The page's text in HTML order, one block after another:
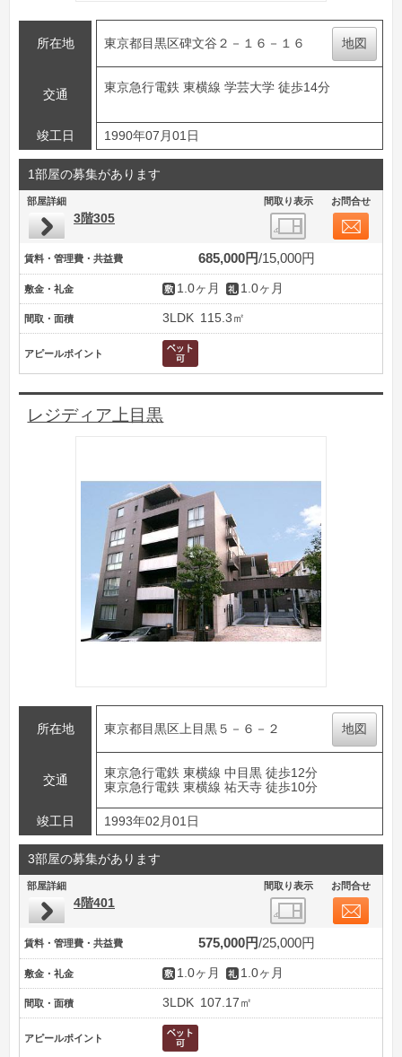
所在地 東京都目黒区碑文谷２－１６－１６ 地図
交通
東京急行電鉄 東横線 学芸大学 徒歩14分
竣工日 1990年07月01日
1部屋の募集があります
部屋詳細 間取り表示 お問合せ
3階305
賃料・管理費・共益費 685,000円 15,000円
敷金・礼金 1.0ヶ月 1.0ヶ月
間取・面積 3LDK 115.3㎡
アピールポイント
レジディア上目黒
所在地 東京都目黒区上目黒５－６－２ 地図
交通
東京急行電鉄 東横線 中目黒 徒歩12分
東京急行電鉄 東横線 祐天寺 徒歩10分
竣工日 1993年02月01日
3部屋の募集があります
部屋詳細 間取り表示 お問合せ
4階401
賃料・管理費・共益費 575,000円 25,000円
敷金・礼金 1.0ヶ月 1.0ヶ月
間取・面積 3LDK 107.17㎡
アピールポイント